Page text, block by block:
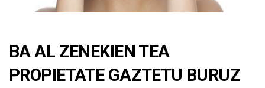
BA AL ZENEKIEN TEA
PROPIETATE GAZTETU BURUZ